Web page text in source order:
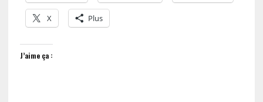
X Plus
J’aime ça :